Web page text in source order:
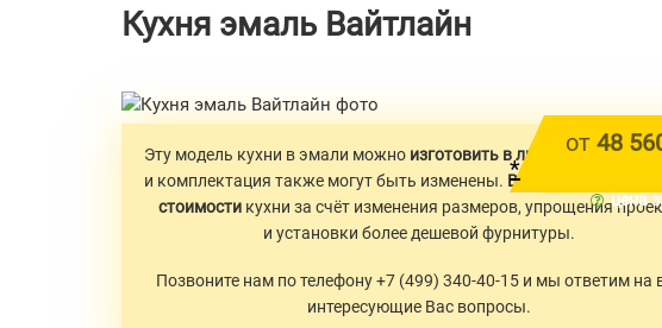
Кухня эмаль Вайтлайн
от 48
*
цена
Эту модель кухни в эмали можно изготовить в любых размерах.
и комплектация также могут быть изменены. Возможно
стоимостикухни за счёт изменения размеров, упрощения
и установки более дешевой фурнитуры.
Позвоните нам по телефону +7 (499) 340-40-15 и мы ответим на
интересующие Вас вопросы.